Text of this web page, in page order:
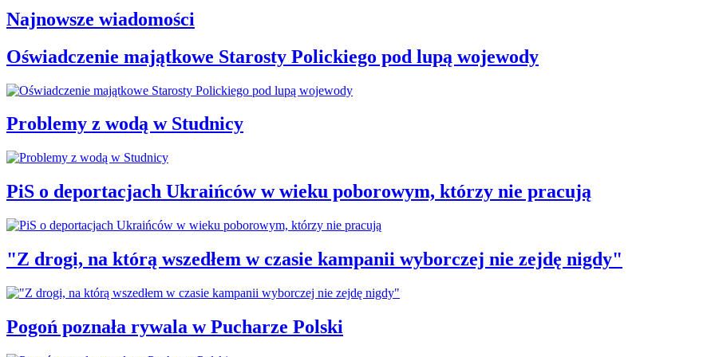
Najnowsze wiadomości
Oświadczenie majątkowe Starosty Polickiego pod lupą wojewody
Problemy z wodą w Studnicy
PiS o deportacjach Ukraińców w wieku poborowym, którzy nie pracują
"Z drogi, na którą wszedłem w czasie kampanii wyborczej nie zejdę nigdy"
Pogoń poznała rywala w Pucharze Polski